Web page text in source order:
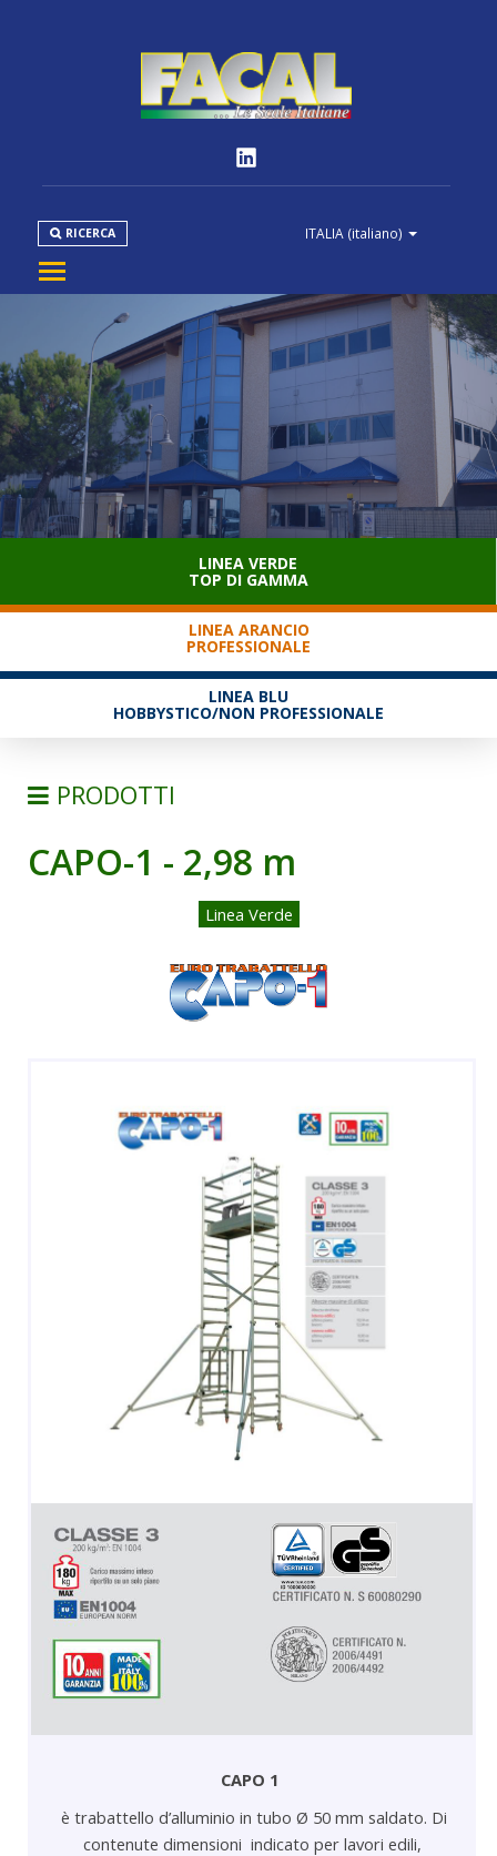
ITALIA (italiano)
RICERCA
PRODOTTI
NORMATIVE
MEDIA
DOWNLOAD
SERVIZIO CLIENTI
LINEA VERDE
TOP DI GAMMA
LINEA ARANCIO
PROFESSIONALE
LINEA BLU
HOBBYSTICO/NON PROFESSIONALE
PRODOTTI
SCALE
TRABATTELLI ALLUMINIO
SGABELLI E CAVALLETTI
ESPOSITORI
ACCESSORI, RICAMBI E COMPONENTI
CAPO-1 - 2,98 m
Linea Verde
CAPO 1
è trabattello d’alluminio in tubo Ø 50 mm saldato. Di
contenute dimensioni indicato per lavori edili,